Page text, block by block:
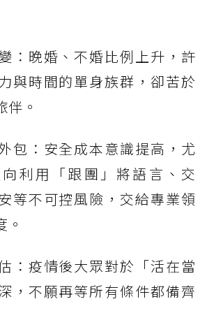
：晚婚、不婚比例上升，許
與時間的單身族群，卻苦於
伴。
包：安全成本意識提高，尤
利用「跟團」將語言、交
等不可控風險，交給專業領
：疫情後大眾對於「活在當
，不願再等所有條件都備齊